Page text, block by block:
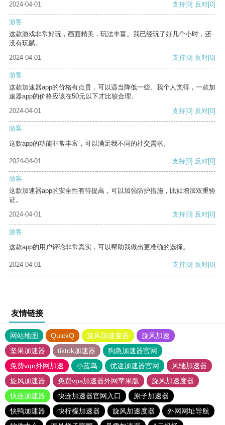
2024-04-01 支持[0] 反对[0]
游客
这款游戏非常好玩，画面精美，玩法丰富。我已经玩了好几个小时，还
没有玩腻。
2024-04-01
支持[0] 反对[0]
游客
这款加速器app的价格有点贵，可以适当降低一些。我个人觉得，一款加
速器app的价格应该在50元以下才比较合理。
2024-04-01
支持[0] 反对[0]
游客
这款app的功能非常丰富，可以满足我不同的社交需求。
2024-04-01 支持[0] 反对[0]
游客
这款加速器app的安全性有待提高，可以加强防护措施，比如增加双重验
证。
2024-04-01
支持[0] 反对[0]
游客
这款app的用户评论非常真实，可以帮助我做出更准确的选择。
2024-04-01 支持[0] 反对[0]
友情链接
网站地图 QuickQ 旋风加速度器
旋风加速
坚果加速器
tiktok加速器
狗急加速器官网
免费vqn外网加速
小蓝鸟 优途加速器官网
风驰加速器
旋风加速器
免费vps加速器外网苹果版
旋风加速度器
快连加速器
快连加速器官网入口
原子加速器
快鸭加速器
快柠檬加速器 旋风加速度器
外网网址导航